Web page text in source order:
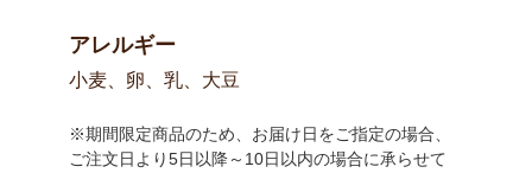
アレルギー
小麦、卵、乳、大豆
※期間限定商品のため、お届け日をご指定の場合、
ご注文日より5日以降～10日以内の場合に承らせて